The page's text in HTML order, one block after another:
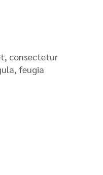
consectetur
feugia